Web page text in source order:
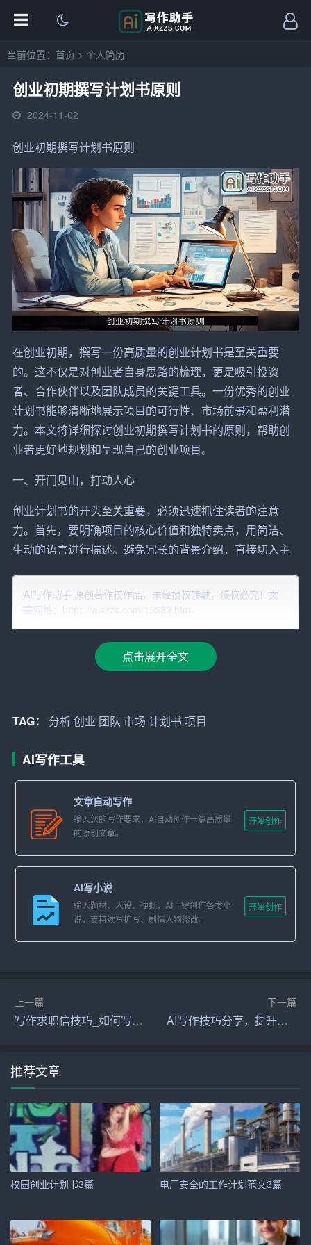
当前位置： 首页 > 个人简历
创业初期撰写计划书原则
2024-11-02
创业初期撰写计划书原则
在创业初期，撰写一份高质量的创业计划书是至关重要
的。这不仅是对创业者自身思路的梳理，更是吸引投资
者、合作伙伴以及团队成员的关键工具。一份优秀的创业
计划书能够清晰地展示项目的可行性、 市场前景和盈利潜
力。本文将详细探讨创业初期撰写计划书的原则，帮助创
业者更好地规划和呈现自己的创业项目。
一、开门见山，打动人心
创业计划书的开头至关重要，必须迅速抓住读者的注意
力。首先，要明确项目的核心价值和独特卖点，用简洁、
生动的语言进行描述。避免冗长的背景介绍，直接切入主
例如，如果是一个智能家居项目，开头可以这样写：“我们
活便利性，填补了当前市场上同类产品的空白。”
二、主题明确，结构合理
封页设计要精美，体现项目的科技含量、市场前景和价值
速理解和把握重点。
一般来说，创业计划书应包含以下几个部分：
1. 执行摘要：简要介绍项目发起人、项目简介、盈利模
式、资金需求和经济效益。
2. 市场分析：包括目标客户定位、市场容量现状、市场容
量预测和竞争分析。
3. 产品与服务：详细描述解决方案、客户价值诉求、产品
与服务优势。
5. 营销策略：分析客户行为、推广方式、销售渠道和价格
策略。
论。
7. 风险分析：描述风险、识别风险并提出规避措施。
三、内容充实，重点突出
每个部分的内容都要充实，数据要翔实可靠。但同时也要
注意突出重点，避免面面俱到却缺乏深度。例如，在市场
势和竞争对手的优劣势，展示项目的市场竞争力。
AI写作助手 原创著作权作品，未经授权转载，侵权必究！文
章网址：https://aixzzs.com/15833.html
点击展开全文
TAG： 分析创业 团队 市场 计划书 项目
AI写作工具
文章自动写作
输入您的写作要求，AI自动创作一篇高质量
的原创文章。
开始创作
AI写小说
输入题材、人设、梗概，AI一键创作各类小
说，支持续写扩写、剧情人物修改。
开始创作
上一篇
写作求职信技巧_如何写求职信
下一篇
AI写作技巧分享，提升文字流畅性方法
推荐文章
校园创业计划书3篇 电厂安全的工作计划范文3篇